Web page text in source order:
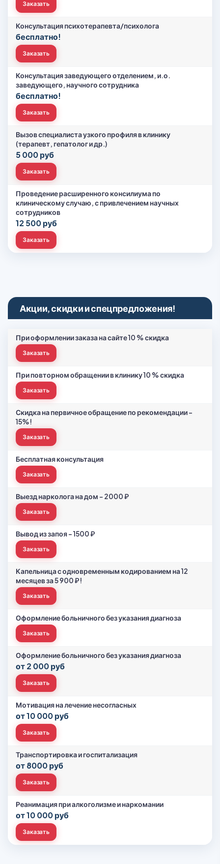
Заказать
Консультация психотерапевта/психолога
бесплатно!
Заказать
Консультация заведующего отделением, и.о.
заведующего, научного сотрудника
бесплатно!
Заказать
Вызов специалиста узкого профиля в клинику
(терапевт, гепатолог и др.)
5 000 руб
Заказать
Проведение расширенного консилиума по
клиническому случаю, с привлечением научных
сотрудников
12 500 руб
Заказать
Акции, скидки и спецпредложения!
При оформлении заказа на сайте 10 % скидка
Заказать
При повторном обращении в клинику 10 % скидка
Заказать
Скидка на первичное обращение по рекомендации -
15%!
Заказать
Бесплатная консультация
Заказать
Выезд нарколога на дом - 2000 ₽
Заказать
Вывод из запоя - 1500 ₽
Заказать
Капельница с одновременным кодированием на 12
месяцев за 5 900 ₽!
Заказать
Оформление больничного без указания диагноза
Заказать
Оформление больничного без указания диагноза
от 2 000 руб
Заказать
Мотивация на лечение несогласных
от 10 000 руб
Заказать
Транспортировка и госпитализация
от 8000 руб
Заказать
Реанимация при алкоголизме и наркомании
от 10 000 руб
Заказать